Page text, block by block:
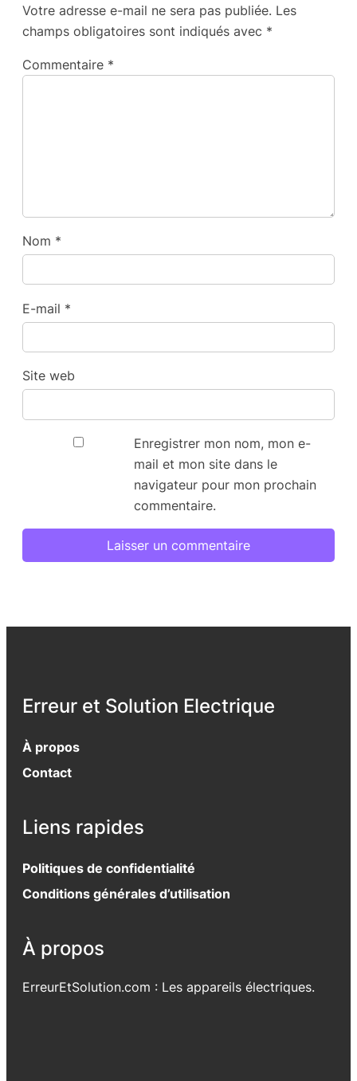
Votre adresse e-mail ne sera pas publiée. Les
champs obligatoires sont indiqués avec *
Commentaire *
Nom *
E-mail *
Site web
Enregistrer mon nom, mon e-
mail et mon site dans le
navigateur pour mon prochain
commentaire.
Erreur et Solution Electrique
À propos
Contact
Liens rapides
Politiques de confidentialité
Conditions générales d’utilisation
À propos
ErreurEtSolution.com : Les appareils électriques.